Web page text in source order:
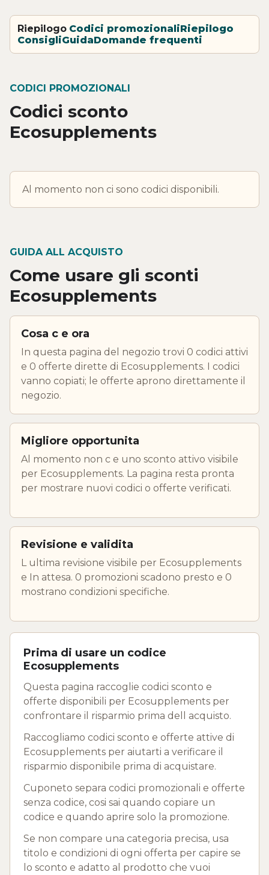
Riepilogo Codici promozionaliRiepilogo
ConsigliGuidaDomande frequenti
CODICI PROMOZIONALI
Codici sconto
Ecosupplements
Al momento non ci sono codici disponibili.
GUIDA ALL ACQUISTO
Come usare gli sconti
Ecosupplements
Cosa c e ora
In questa pagina del negozio trovi 0 codici attivi
e 0 offerte dirette di Ecosupplements. I codici
vanno copiati; le offerte aprono direttamente il
negozio.
Migliore opportunita
Al momento non c e uno sconto attivo visibile
per Ecosupplements. La pagina resta pronta
per mostrare nuovi codici o offerte verificati.
Revisione e validita
L ultima revisione visibile per Ecosupplements
e In attesa. 0 promozioni scadono presto e 0
mostrano condizioni specifiche.
Prima di usare un codice
Ecosupplements
Questa pagina raccoglie codici sconto e
offerte disponibili per Ecosupplements per
confrontare il risparmio prima dell acquisto.
Raccogliamo codici sconto e offerte attive di
Ecosupplements per aiutarti a verificare il
risparmio disponibile prima di acquistare.
Cuponeto separa codici promozionali e offerte
senza codice, cosi sai quando copiare un
codice e quando aprire solo la promozione.
Se non compare una categoria precisa, usa
titolo e condizioni di ogni offerta per capire se
lo sconto e adatto al prodotto che vuoi